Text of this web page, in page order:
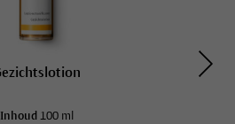
Inhoud 100 ml